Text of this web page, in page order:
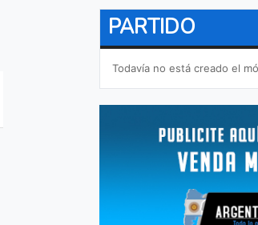
PARTIDO
Todavía no está creado el